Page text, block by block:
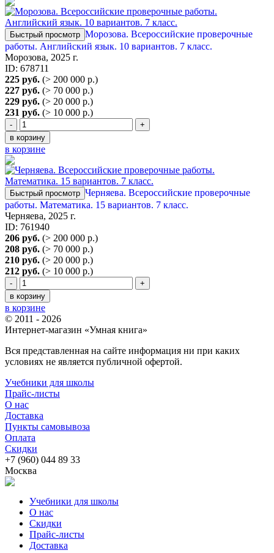
Быстрый просмотр Морозова. Всероссийские проверочные
работы. Английский язык. 10 вариантов. 7 класс.
Морозова, 2025 г.
ID: 678711
225 руб. (> 200 000 р.)
227 руб. (> 70 000 р.)
229 руб. (> 20 000 р.)
231 руб. (> 10 000 р.)
-
+
в корзину
в корзине
Быстрый просмотр Черняева. Всероссийские проверочные
работы. Математика. 15 вариантов. 7 класс.
Черняева, 2025 г.
ID: 761940
206 руб. (> 200 000 р.)
208 руб. (> 70 000 р.)
210 руб. (> 20 000 р.)
212 руб. (> 10 000 р.)
-
+
в корзину
в корзине
© 2011 - 2026
Интернет-магазин «Умная книга»
Вся представленная на сайте информация ни при каких
условиях не является публичной офертой.
Учебники для школы
Прайс-листы
О нас
Доставка
Пункты самовывоза
Оплата
Скидки
+7 (960) 044 89 33
Москва
Учебники для школы
О нас
Скидки
Прайс-листы
Доставка